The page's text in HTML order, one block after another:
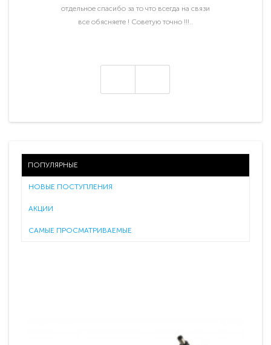
отдельное спасибо за то что всегда на связи
все обясняете ! Советую точно !!!..
ПОПУЛЯРНЫЕ
НОВЫЕ ПОСТУПЛЕНИЯ
АКЦИИ
САМЫЕ ПРОСМАТРИВАЕМЫЕ